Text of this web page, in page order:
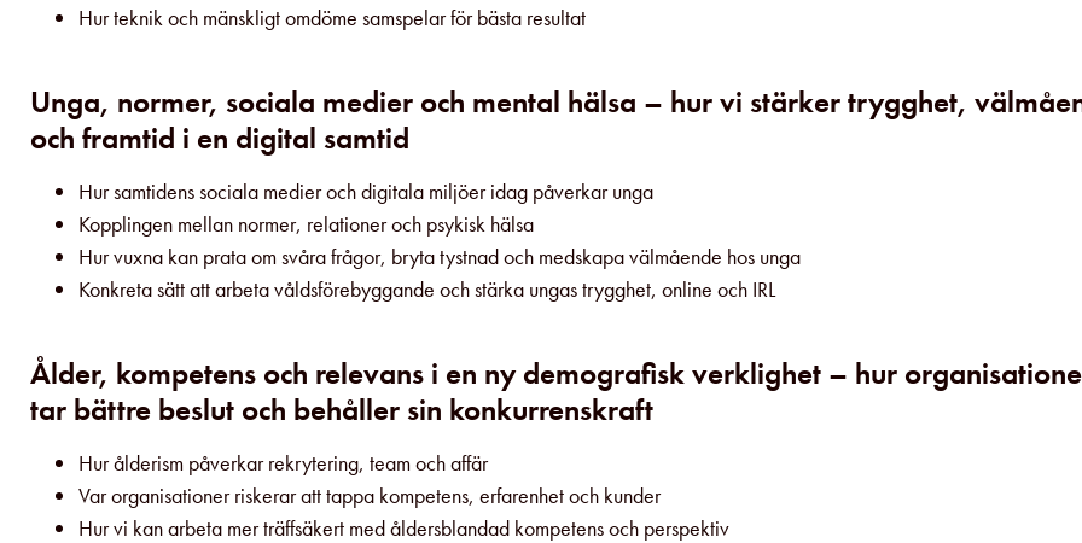
Hur teknik och mänskligt omdöme samspelar för bästa resultat
Unga, normer, sociala medier och mental hälsa – hur vi stärker trygghet,
och framtid i en digital samtid
Hur samtidens sociala medier och digitala miljöer idag påverkar unga
Kopplingen mellan normer, relationer och psykisk hälsa
Hur vuxna kan prata om svåra frågor, bryta tystnad och medskapa välmående hos unga
Konkreta sätt att arbeta våldsförebyggande och stärka ungas trygghet, online och IRL
Ålder, kompetens och relevans i en ny demografisk verklighet – hur
tar bättre beslut och behåller sin konkurrenskraft
Hur ålderism påverkar rekrytering, team och affär
Var organisationer riskerar att tappa kompetens, erfarenhet och kunder
Hur vi kan arbeta mer träffsäkert med åldersblandad kompetens och perspektiv